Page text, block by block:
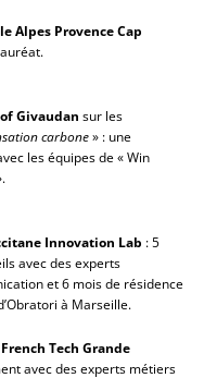
Alpes Provence Cap
Givaudan sur les
carbone» : une
les équipes de « Win
Innovation Lab : 5
avec des experts
et 6 mois de résidence
à Marseille.
French Tech Grande
avec des experts métiers